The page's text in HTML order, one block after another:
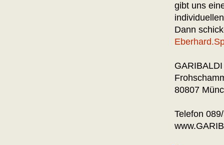
gibt uns
Dann
80807
Telefon